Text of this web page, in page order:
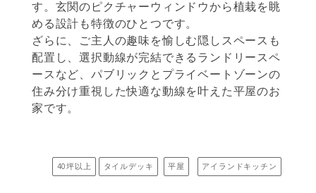
す。玄関のピクチャーウィンドウから植栽を眺
める設計も特徴のひとつです。
ざらに、ご主人の趣味を愉しむ隠しスペースも
配置し、選択動線が完結できるランドリースペ
ースなど、パブリックとプライベートゾーンの
住み分け重視した快適な動線を叶えた平屋のお
家です。
40坪以上 タイルデッキ 平屋 アイランドキッチン